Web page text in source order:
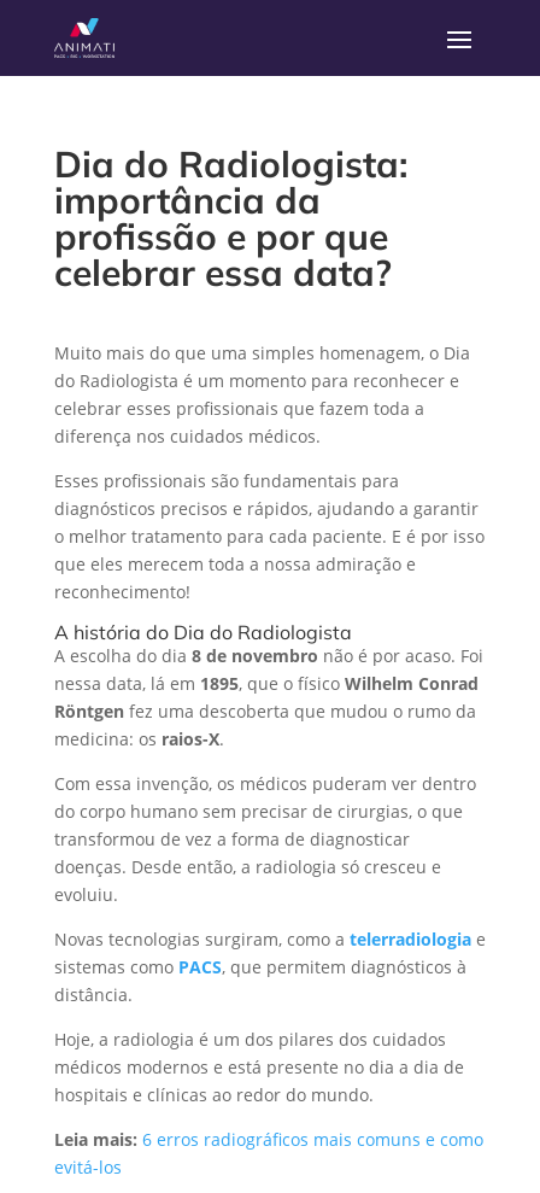
Dia do Radiologista:
importância da
profissão e por que
celebrar essa data?
Muito mais do que uma simples homenagem, o Dia
do Radiologista é um momento para reconhecer e
celebrar esses profissionais que fazem toda a
diferença nos cuidados médicos.
Esses profissionais são fundamentais para
diagnósticos precisos e rápidos, ajudando a garantir
o melhor tratamento para cada paciente. E é por isso
que eles merecem toda a nossa admiração e
reconhecimento!
A história do Dia do Radiologista
A escolha do dia 8 de novembro não é por acaso. Foi
nessa data, lá em 1895, que o físico Wilhelm Conrad
Röntgenfez uma descoberta que mudou o rumo da
medicina: os raios-X.
Com essa invenção, os médicos puderam ver dentro
do corpo humano sem precisar de cirurgias, o que
transformou de vez a forma de diagnosticar
doenças. Desde então, a radiologia só cresceu e
evoluiu.
Novas tecnologias surgiram, como a telerradiologiae
sistemas como PACS, que permitem diagnósticos à
distância.
Hoje, a radiologia é um dos pilares dos cuidados
médicos modernos e está presente no dia a dia de
hospitais e clínicas ao redor do mundo.
Leia mais: 6 erros radiográficos mais comuns e como
evitá-los